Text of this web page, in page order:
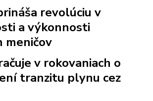
revolúciu v
a výkonnosti
meničov
v rokovaniach o
tranzitu plynu cez